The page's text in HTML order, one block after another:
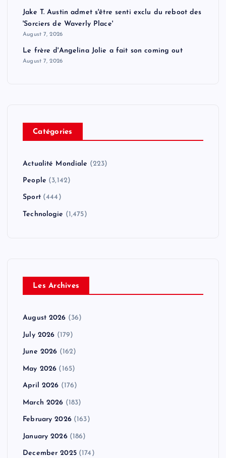
Jake T. Austin admet s'être senti exclu du reboot des
'Sorciers de Waverly Place'
August 7, 2026
Le frère d'Angelina Jolie a fait son coming out
August 7, 2026
Catégories
Actualité Mondiale (223)
People (3,142)
Sport(444)
Technologie (1,475)
Les Archives
August 2026 (36)
July 2026 (179)
June 2026 (162)
May 2026 (165)
April 2026 (176)
March 2026 (183)
February 2026(163)
January 2026(186)
December 2025(174)